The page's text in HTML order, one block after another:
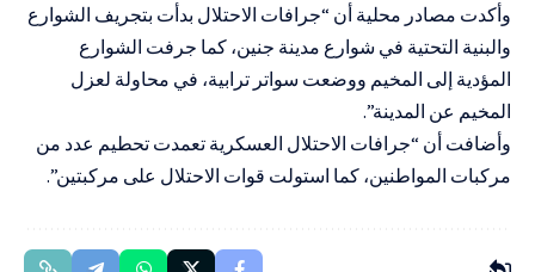
وأكدت مصادر محلية أن “جرافات الاحتلال بدأت بتجريف الشوارع
والبنية التحتية في شوارع مدينة جنين، كما جرفت الشوارع
المؤدية إلى المخيم ووضعت سواتر ترابية، في محاولة لعزل
المخيم عن المدينة”.
وأضافت أن “جرافات الاحتلال العسكرية تعمدت تحطيم عدد من
مركبات المواطنين، كما استولت قوات الاحتلال على مركبتين”.